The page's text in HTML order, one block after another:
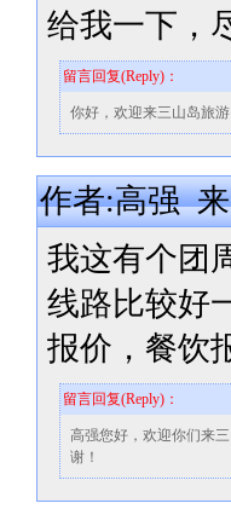
给我一下，
留言回复(Reply)：
你好，欢迎来三山岛旅游
作者:高强
我这有个团
线路比较好
报价，餐饮
留言回复(Reply)：
高强您好，欢迎你们来
谢！